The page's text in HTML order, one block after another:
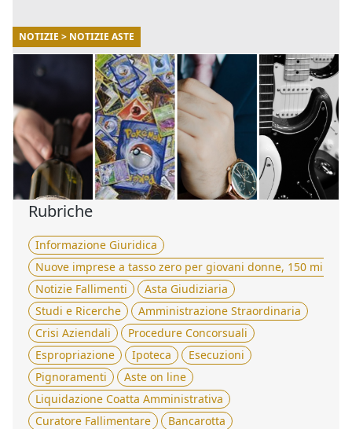
NOTIZIE > NOTIZIE ASTE
Aste online gli oggetti più ricercati e le cifre
folli sborsate
In questo articolo vedremo quali sono gli oggetti più
ambiti e quali sono state le follie che passeranno alla
storia delle aste. [...]
Rubriche
Informazione Giuridica
Nuove imprese a tasso zero per giovani donne, 150
Notizie Fallimenti
Asta Giudiziaria
Studi e Ricerche
Amministrazione Straordinaria
Crisi Aziendali
Procedure Concorsuali
Espropriazione
Ipoteca
Esecuzioni
Pignoramenti
Aste on line
Liquidazione Coatta Amministrativa
Curatore Fallimentare
Bancarotta